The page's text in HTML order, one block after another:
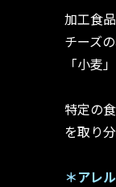
加工食
チーズ
「小麦
特定の
を取り
＊アレ